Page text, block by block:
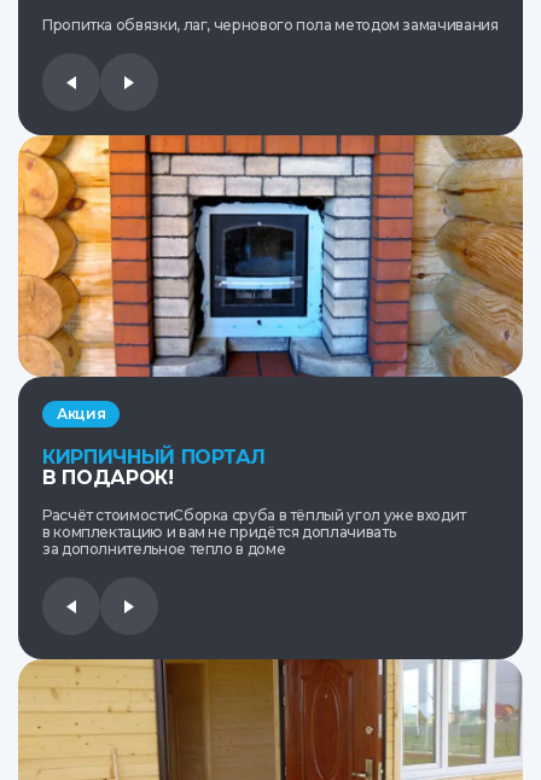
Пропитка обвязки, лаг, чернового пола методом замачивания
Акция
КИРПИЧНЫЙ ПОРТАЛ
В ПОДАРОК!
Расчёт стоимостиСборка сруба в тёплый угол уже входит
в комплектацию и вам не придётся доплачивать
за дополнительное тепло в доме